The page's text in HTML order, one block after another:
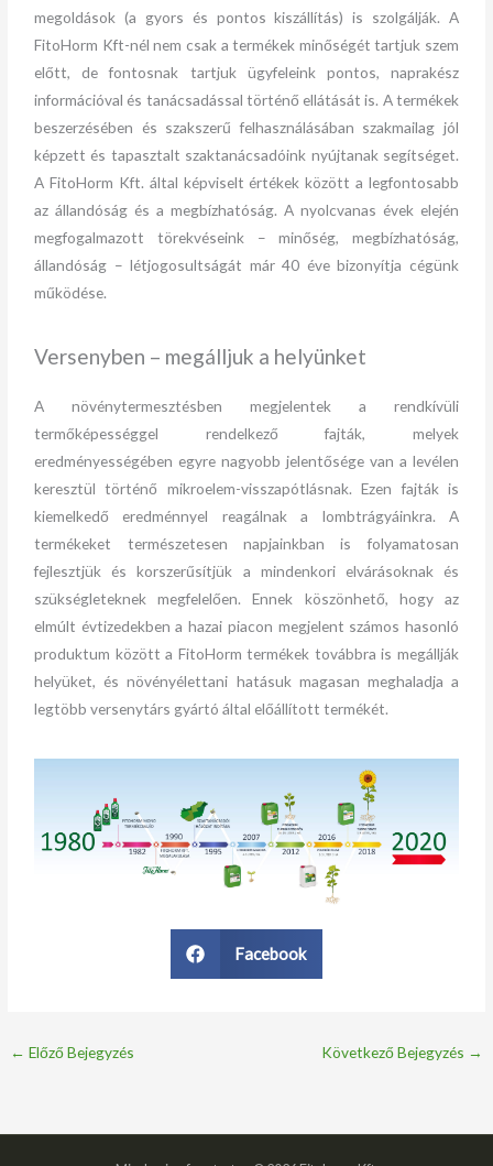
megoldások (a gyors és pontos kiszállítás) is szolgálják. A
FitoHorm Kft-nél nem csak a termékek minőségét tartjuk szem
előtt, de fontosnak tartjuk ügyfeleink pontos, naprakész
információval és tanácsadással történő ellátását is. A termékek
beszerzésében és szakszerű felhasználásában szakmailag jól
képzett és tapasztalt szaktanácsadóink nyújtanak segítséget.
A FitoHorm Kft. által képviselt értékek között a legfontosabb
az állandóság és a megbízhatóság. A nyolcvanas évek elején
megfogalmazott törekvéseink – minőség, megbízhatóság,
állandóság – létjogosultságát már 40 éve bizonyítja cégünk
működése.
Versenyben – megálljuk a helyünket
A növénytermesztésben megjelentek a rendkívüli
termőképességgel rendelkező fajták, melyek
eredményességében egyre nagyobb jelentősége van a levélen
keresztül történő mikroelem-visszapótlásnak. Ezen fajták is
kiemelkedő eredménnyel reagálnak a lombtrágyáinkra. A
termékeket természetesen napjainkban is folyamatosan
fejlesztjük és korszerűsítjük a mindenkori elvárásoknak és
szükségleteknek megfelelően. Ennek köszönhető, hogy az
elmúlt évtizedekben a hazai piacon megjelent számos hasonló
produktum között a FitoHorm termékek továbbra is megállják
helyüket, és növényélettani hatásuk magasan meghaladja a
legtöbb versenytárs gyártó által előállított termékét.
Facebook
← Előző Bejegyzés Következő Bejegyzés →